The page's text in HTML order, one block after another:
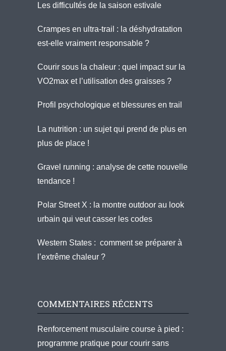
Les difficultés de la saison estivale
Crampes en ultra-trail : la déshydratation
est-elle vraiment responsable ?
Courir sous la chaleur : quel impact sur la
VO2max et l’utilisation des graisses ?
Profil psychologique et blessures en trail
La nutrition : un sujet qui prend de plus en
plus de place !
Gravel running : analyse de cette nouvelle
tendance !
Polar Street X : la montre outdoor au look
urbain qui veut casser les codes
Western States : comment se préparer à
l’extrême chaleur ?
COMMENTAIRES RÉCENTS
Renforcement musculaire course à pied :
programme pratique pour courir sans